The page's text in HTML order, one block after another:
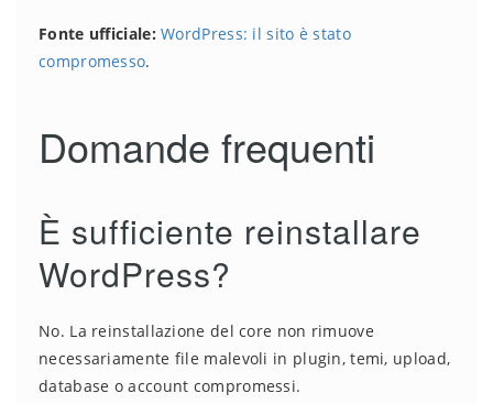
Fonte ufficiale: WordPress: il sito è stato
compromesso.
Domande frequenti
È sufficiente reinstallare
WordPress?
No. La reinstallazione del core non rimuove
necessariamente file malevoli in plugin, temi, upload,
database o account compromessi.